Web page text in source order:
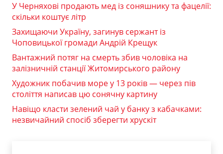
У Черняхові продають мед із соняшнику та фацелії:
скільки коштує літр
Захищаючи Україну, загинув сержант із
Чоповицької громади Андрій Крещук
Вантажний потяг на смерть збив чоловіка на
залізничній станції Житомирського району
Художник побачив море у 13 років — через пів
століття написав цю сонячну картину
Навіщо класти зелений чай у банку з кабачками:
незвичайний спосіб зберегти хрускіт